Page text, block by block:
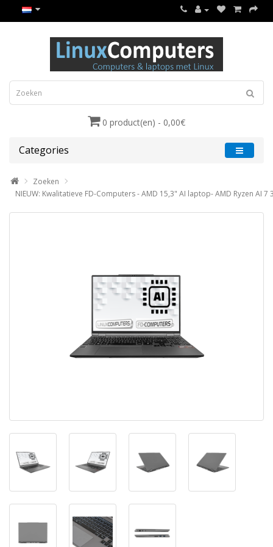
0 product(en) - 0,00€
Categories
Zoeken
NIEUW: Kwalitatieve FD-Computers - AMD 15,3" AI laptop- AMD Ryzen AI